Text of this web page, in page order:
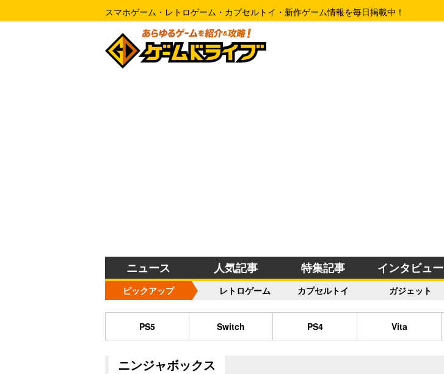
スマホゲーム・レトロゲーム・カプセルトイ・新作ゲーム情報を毎日掲載中！
ニュース 人気記事 特集記事 インタビュー
ピックアップ レトロゲーム カプセルトイ ガジェット
PS5 Switch PS4 Vita
ニンジャボックス